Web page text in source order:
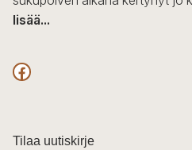
lisää...
F
c
Tilaa uutiskirje